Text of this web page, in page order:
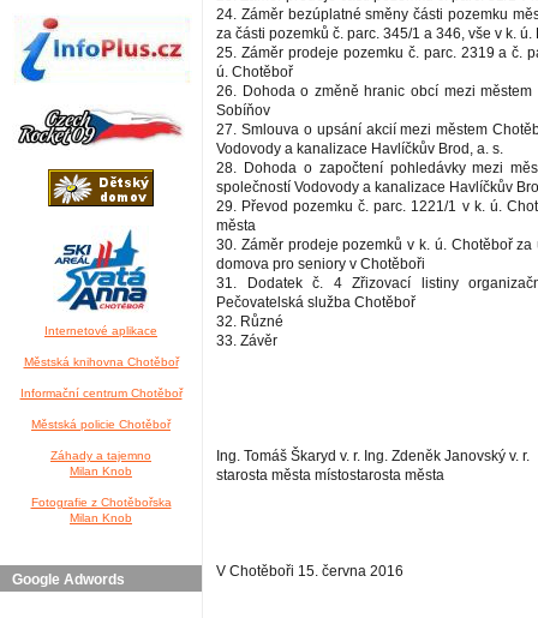
Internetové aplikace
Městská knihovna Chotěboř
Informační centrum Chotěboř
Městská policie Chotěboř
Záhady a tajemno
Milan Knob
Fotografie z Chotěbořska
Milan Knob
Google Adwords
24. Záměr bezúplatné směny části pozemku
za části pozemků č. parc. 345/1 a 346, vše v k. ú.
25. Záměr prodeje pozemku č. parc. 2319 a č.
ú. Chotěboř
26. Dohoda o změně hranic obcí mezi
Sobíňov
27. Smlouva o upsání akcií mezi městem
Vodovody a kanalizace Havlíčkův Brod, a. s.
28. Dohoda o započtení pohledávky mezi
společností Vodovody a kanalizace Havlíčkův
29. Převod pozemku č. parc. 1221/1 v k. ú.
města
30. Záměr prodeje pozemků v k. ú. Chotěboř za
domova pro seniory v Chotěboři
31. Dodatek č. 4 Zřizovací listiny
Pečovatelská služba Chotěboř
32. Různé
33. Závěr
Ing. Tomáš Škaryd v. r. Ing. Zdeněk Janovský v. r.
starosta města místostarosta města
V Chotěboři 15. června 2016